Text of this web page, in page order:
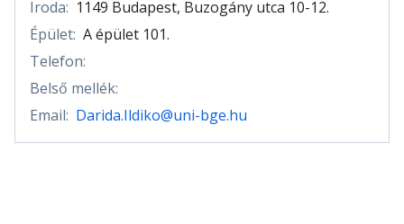
Iroda: 1149 Budapest, Buzogány utca 10-12.
Épület: A épület 101.
Telefon:
Belső mellék:
Email: Darida.Ildiko@uni-bge.hu